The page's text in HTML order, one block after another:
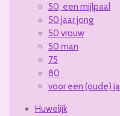
50, een mijlpaal
50 jaar jong
50 vrouw
50 man
75
80
voor een (oude)
Huwelijk